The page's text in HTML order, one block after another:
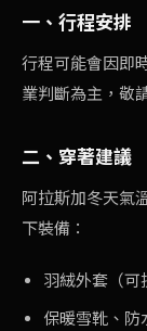
一、行程安排
行程可能會因即
業判斷為主，敬
二、穿著建議
阿拉斯加冬天氣
下裝備：
羽絨外套（可
保暖雪靴、防